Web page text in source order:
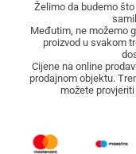
Želimo da budemo
Međutim, ne možemo
proizvod u svakom
Cijene na online
prodajnom objektu.
možete